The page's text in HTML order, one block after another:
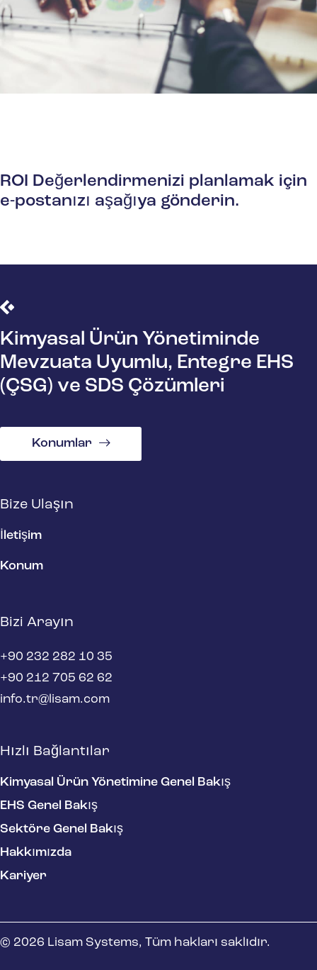
ROI Değerlendirmenizi planlamak için
e-postanızı aşağıya gönderin.
Kimyasal Ürün Yönetiminde
Mevzuata Uyumlu, Entegre EHS
(ÇSG) ve SDS Çözümleri
Konumlar
Bize Ulaşın
İletişim
Konum
Bizi Arayın
+90 232 282 10 35
+90 212 705 62 62
info.tr@lisam.com
Hızlı Bağlantılar
Kimyasal Ürün Yönetimine Genel Bakış
EHS Genel Bakış
Sektöre Genel Bakış
Hakkımızda
Kariyer
© 2026 Lisam Systems, Tüm hakları saklıdır.